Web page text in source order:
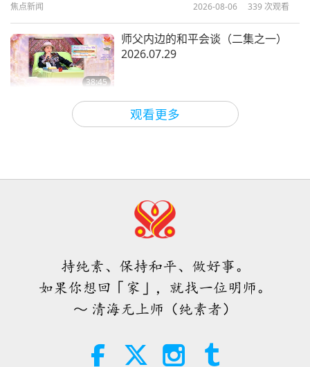
观看更多
焦点新闻 2026-08-06 339 次观看
38:45
师父内边的和平会谈（二集之一）
2026.07.29
2026-08-06
25:38
3:46
「快速充电」是一种美妙的方法，能
时，重新与内在上帝连结
焦点新闻 2026-08-05 1291
持纯素、保持和平、做好事。
如果你想回「家」，就找一位明师。
～ 清海无上师（纯素者）